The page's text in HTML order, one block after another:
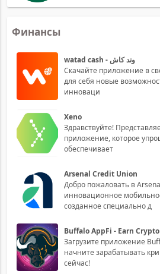
Финансы
watad cash - وتد كاش
Скачайте приложение в свой телефон и откройте
для себя новые
инноваци
Xeno
Здравствуйте!
приложение, которое
обеспечивает
Arsenal Credit Union
Добро пожаловать в
инновационное
созданное специально д
Buffalo AppFi - Earn Crypto
Загрузите приложение
начните зарабатывать
сейчас!